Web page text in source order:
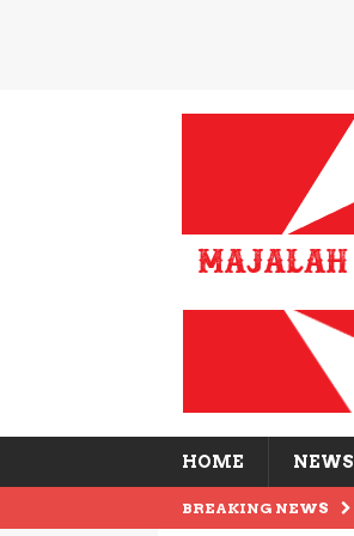
HOME NEWS
BREAKING NEWS